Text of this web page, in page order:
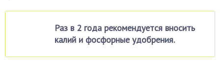
Раз в 2 года рекомендуется вносить
калий и фосфорные удобрения.